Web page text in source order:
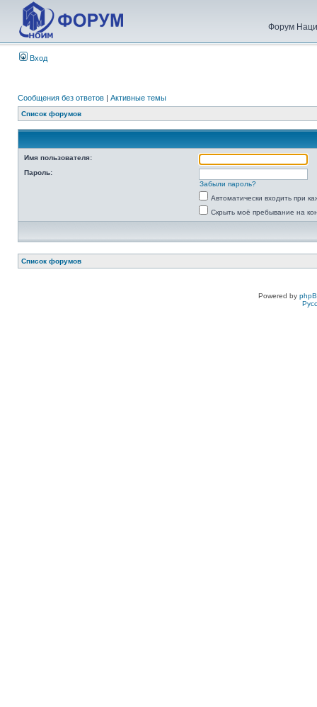
Форум
Вход
Сообщения без ответов | Активные темы
Список форумов
Имя пользователя:
Пароль:
Забыли пароль?
Автоматически входить при
Скрыть моё пребывание на
Список форумов
Powered by